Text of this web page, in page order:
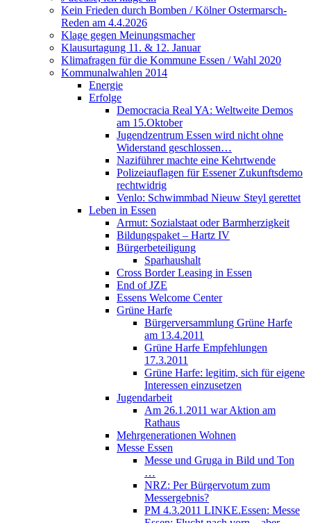
Kein Frieden durch Bomben / Kölner Ostermarsch-
Reden am 4.4.2026
Klage gegen Meinungsmacher
Klausurtagung 11. & 12. Januar
Klimafragen für die Kommune Essen / Wahl 2020
Kommunalwahlen 2014
Energie
Erfolge
Democracia Real YA: Weltweite Demos
am 15.Oktober
Jugendzentrum Essen wird nicht ohne
Widerstand geschlossen…
Naziführer machte eine Kehrtwende
Polizeiauflagen für Essener Zukunftsdemo
rechtwidrig
Venlo: Schwimmbad Nieuw Steyl gerettet
Leben in Essen
Armut: Sozialstaat oder Barmherzigkeit
Bildungspaket – Hartz IV
Bürgerbeteiligung
Sparhaushalt
Cross Border Leasing in Essen
End of JZE
Essens Welcome Center
Grüne Harfe
Bürgerversammlung Grüne Harfe
am 13.4.2011
Grüne Harfe Empfehlungen
17.3.2011
Grüne Harfe: legitim, sich für eigene
Interessen einzusetzen
Jugendarbeit
Am 26.1.2011 war Aktion am
Rathaus
Mehrgenerationen Wohnen
Messe Essen
Messe und Gruga in Bild und Ton
…
NRZ: Per Bürgervotum zum
Messergebnis?
PM 4.3.2011 LINKE.Essen: Messe